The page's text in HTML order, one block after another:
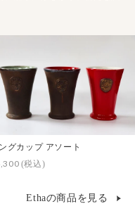
グカップ アソート
(税込)
Ethaの商品を見る